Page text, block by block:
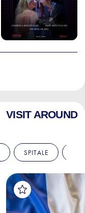
VISIT AROUND
SPITALE